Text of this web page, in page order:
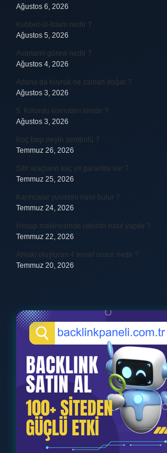
Ağustos 6, 2026
Kubbet-ül-İslam nedir ?
Ağustos 5, 2026
Avarların görevi nedir ?
Ağustos 4, 2026
Adana’da kuyruk ne zaman doğar ?
Ağustos 3, 2026
5. Kolordu komutanı kimdir ?
Ağustos 3, 2026
Koç başı neyin sembolü ?
Temmuz 26, 2026
Sıfır araçların kaç yıl garantisi var ?
Temmuz 25, 2026
Karıncalar yuvasını nasıl bulur ?
Temmuz 24, 2026
Hesap makinesinde iskonto nasıl yapılır ?
Temmuz 22, 2026
Ahlaki oluşturan 4 temel unsur nedir ?
Temmuz 20, 2026